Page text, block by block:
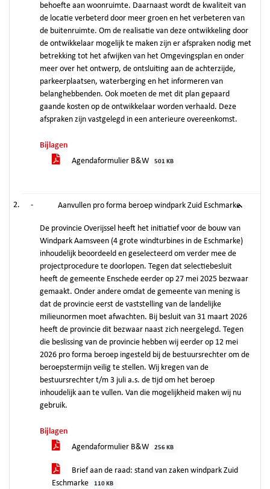
behoefte aan woonruimte. Daarnaast wordt de kwaliteit van
de locatie verbeterd door meer groen en het verbeteren van
de buitenruimte. Om de realisatie van deze ontwikkeling door
de ontwikkelaar mogelijk te maken zijn er afspraken nodig met
betrekking tot het afwijken van het Omgevingsplan en onder
meer over het ontwerp, de ontsluiting aan de achterzijde,
parkeerplaatsen, waterberging en het informeren van
belanghebbenden. Ook moeten de met dit plan gepaard
gaande kosten op de ontwikkelaar worden verhaald. Deze
afspraken zijn vastgelegd in een anterieure overeenkomst.
Bijlagen
Agendaformulier B&W
501 KB
- Aanvullen pro forma beroep windpark Zuid Eschmarke
De provincie Overijssel heeft het initiatief voor de bouw van
Windpark Aamsveen (4 grote windturbines in de Eschmarke)
inhoudelijk beoordeeld en geselecteerd om verder mee de
projectprocedure te doorlopen. Tegen dat selectiebesluit
heeft de gemeente Enschede eerder op 27 mei 2025 bezwaar
gemaakt. Onder andere omdat de gemeente van mening is
dat de provincie eerst de vaststelling van de landelijke
milieunormen moet afwachten. Bij besluit van 31 maart 2026
heeft de provincie dit bezwaar naast zich neergelegd. Tegen
die beslissing van de provincie hebben wij eerder op 12 mei
2026 pro forma beroep ingesteld bij de bestuursrechter om de
beroepstermijn veilig te stellen. Wij kregen van de
bestuursrechter t/m 3 juli a.s. de tijd om het beroep
inhoudelijk aan te vullen. Van die mogelijkheid maken wij nu
gebruik.
Bijlagen
Agendaformulier B&W
256 KB
Brief aan de raad: stand van zaken windpark Zuid
Eschmarke
110 KB